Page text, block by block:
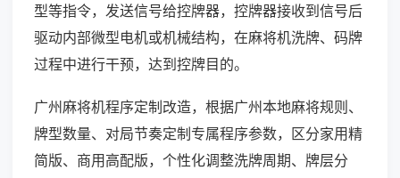
型等指令，发送信号给控牌器，控牌器接收到信号后
驱动内部微型电机或机械结构，在麻将机洗牌、码牌
过程中进行干预，达到控牌目的。
广州麻将机程序定制改造，根据广州本地麻将规则、
牌型数量、对局节奏定制专属程序参数，区分家用精
简版、商用高配版，个性化调整洗牌周期、牌层分